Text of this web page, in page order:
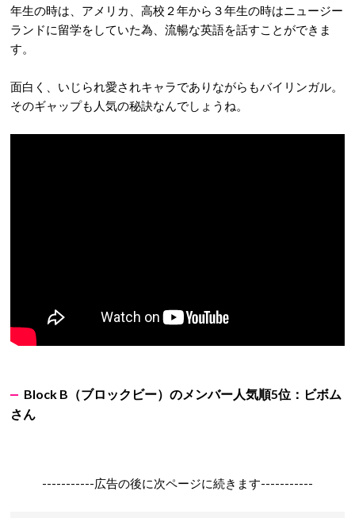
年生の時は、アメリカ、高校２年から３年生の時はニュージー
ランドに留学をしていた為、流暢な英語を話すことができま
す。
面白く、いじられ愛されキャラでありながらもバイリンガル。
そのギャップも人気の秘訣なんでしょうね。
Block B （ブロックビー）のメンバー人気順5位：ビボム
さん
-----------広告の後に次ページに続きます-----------